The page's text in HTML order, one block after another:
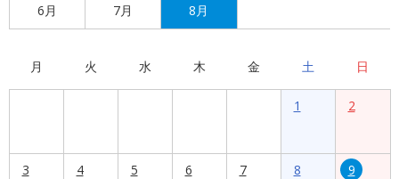
6月 7月 8月
月 火 水 木 金 土 日
1 2
3 4 5 6 7 8 9